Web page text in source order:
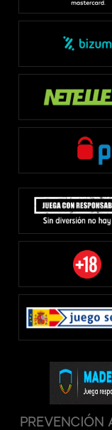
PREVENCIÓN